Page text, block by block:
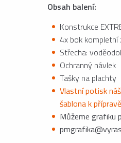
Obsah balení:
Konstrukce
4x bok
Střecha:
Ochranný návlek
Tašky na plachty
Vlastní potisk
šablona k
Můžeme grafiku